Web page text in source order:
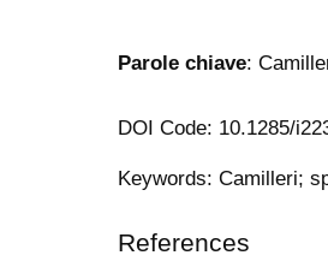
Parole chiave:
DOI Code: 10.1285/
Keywords: Camilleri;
References